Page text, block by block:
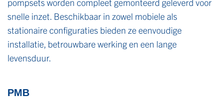
snelle inzet. Beschikbaar in zowel mobiele als
stationaire configuraties bieden ze eenvoudige
installatie, betrouwbare werking en een lange
levensduur.
PMB